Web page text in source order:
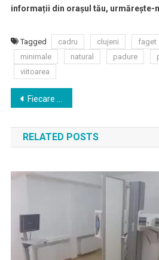
informații din orașul tău, urmărește-
Tagged cadru clujeni faget
minimale
natural padure
viitoarea
Navigare
în
articole
Fiecare spațiu verde contează: Aleea Bibliotecii din cartierul Mărăști a fost modernizată
RELATED POSTS